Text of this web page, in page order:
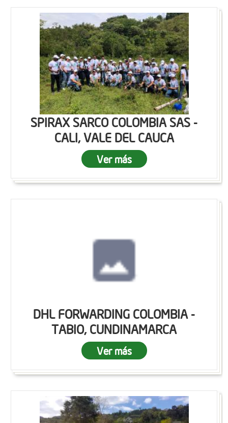
SPIRAX SARCO COLOMBIA SAS -
CALI, VALE DEL CAUCA
Ver más
DHL FORWARDING COLOMBIA -
TABIO, CUNDINAMARCA
Ver más